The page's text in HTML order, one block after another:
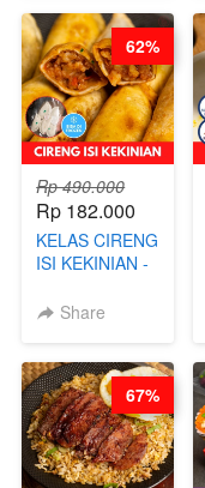
WIJSMAN- BY
CHEF DITA
Rp 490.000
Rp 182.000
KELAS CIRENG
ISI KEKINIAN -
Share
62%
67%